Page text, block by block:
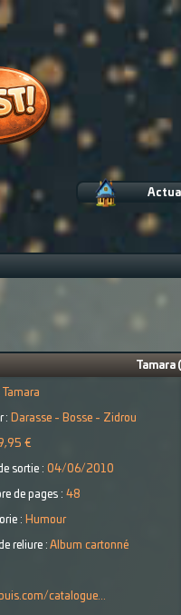
Tamara
Tamara
: Darasse - Bosse - Zidrou
€
sortie : 04/06/2010
de pages : 48
: Humour
reliure : Album cartonné
catalogue...